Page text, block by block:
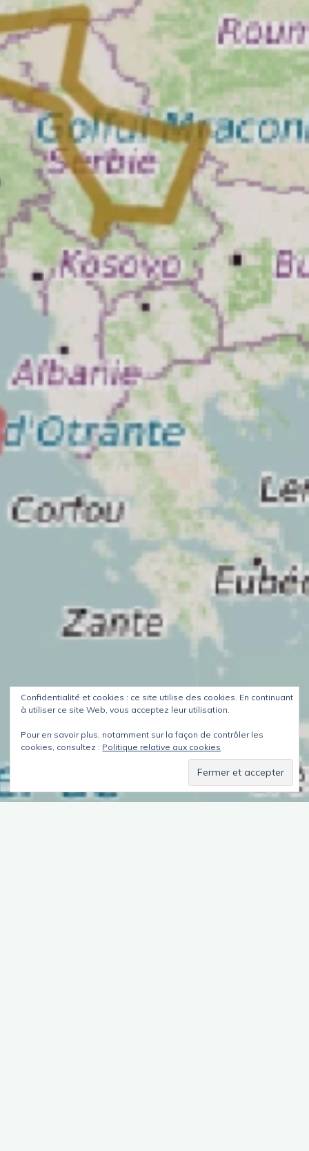
Confidentialité et cookies : ce site utilise des cookies. En continuant
à utiliser ce site Web, vous acceptez leur utilisation.
Pour en savoir plus, notamment sur la façon de contrôler les
cookies, consultez : Politique relative aux cookies